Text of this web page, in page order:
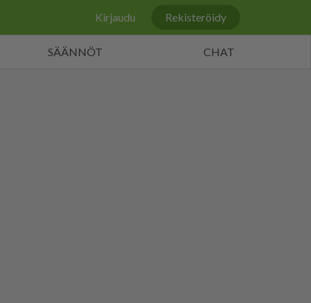
Kirjaudu Rekisteröidy
SÄÄNNÖT CHAT